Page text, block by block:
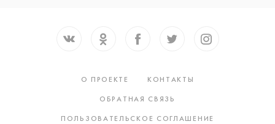
О ПРОЕКТЕ
КОНТАКТЫ
ОБРАТНАЯ СВЯЗЬ
ПОЛЬЗОВАТЕЛЬСКОЕ СОГЛАШЕНИЕ